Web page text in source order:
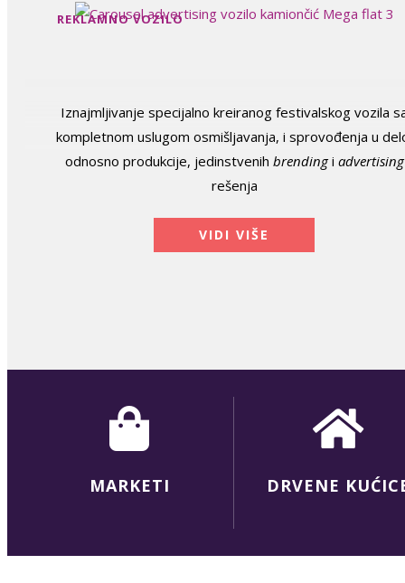
REKLAMNO VOZILO
Iznajmljivanje specijalno kreiranog festivalskog vozila
kompletnom uslugom osmišljavanja, i sprovođenja u
odnosno produkcije, jedinstvenih brendingi advertising
rešenja
VIDI VIŠE
MARKETI DRVENE